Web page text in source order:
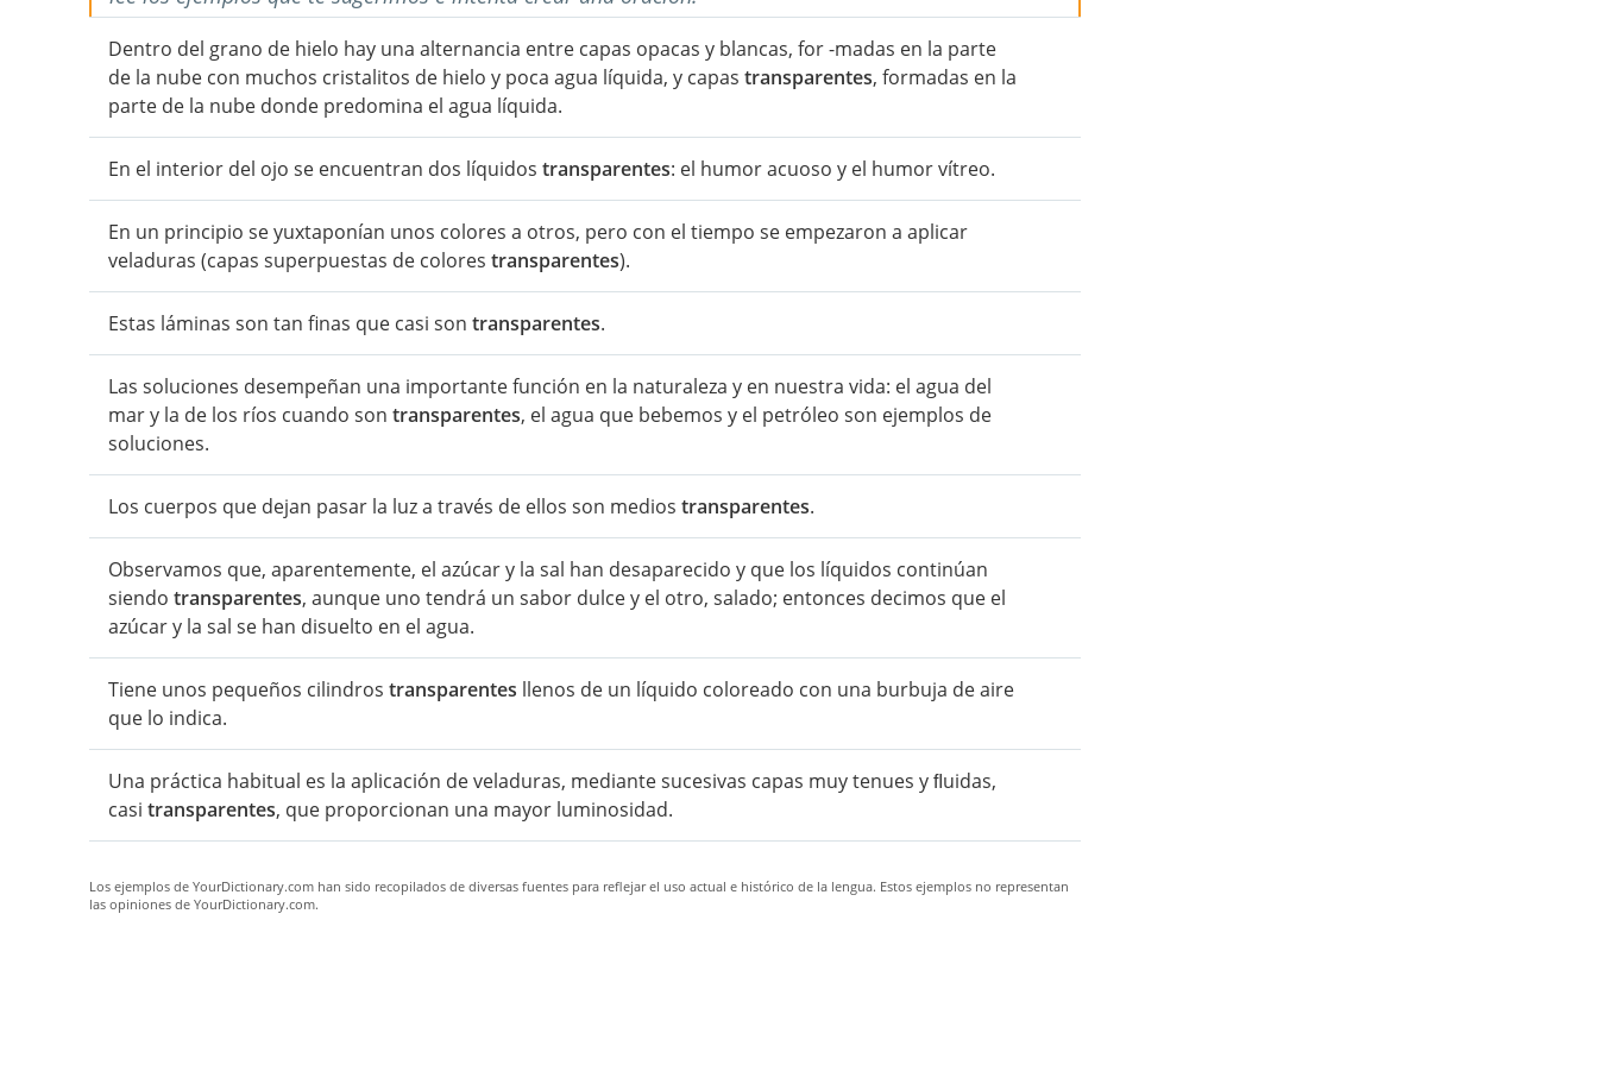
Dentro del grano de hielo hay una alternancia entre capas opacas y blancas, for -madas en la parte
de la nube con muchos cristalitos de hielo y poca agua líquida, y capas transparentes, formadas en la
parte de la nube donde predomina el agua líquida.
En el interior del ojo se encuentran dos líquidos transparentes: el humor acuoso y el humor vítreo.
En un principio se yuxtaponían unos colores a otros, pero con el tiempo se empezaron a aplicar
veladuras (capas superpuestas de colores transparentes).
Estas láminas son tan finas que casi son transparentes.
Las soluciones desempeñan una importante función en la naturaleza y en nuestra vida: el agua del
mar y la de los ríos cuando son transparentes, el agua que bebemos y el petróleo son ejemplos de
soluciones.
Los cuerpos que dejan pasar la luz a través de ellos son medios transparentes.
Observamos que, aparentemente, el azúcar y la sal han desaparecido y que los líquidos continúan
siendo transparentes, aunque uno tendrá un sabor dulce y el otro, salado; entonces decimos que el
azúcar y la sal se han disuelto en el agua.
Tiene unos pequeños cilindros transparentes llenos de un líquido coloreado con una burbuja de aire
que lo indica.
Una práctica habitual es la aplicación de veladuras, mediante sucesivas capas muy tenues y ﬂuidas,
casi transparentes, que proporcionan una mayor luminosidad.
Los ejemplos de YourDictionary.com han sido recopilados de diversas fuentes para reflejar el uso actual e histórico de la lengua. Estos ejemplos no representan
las opiniones de YourDictionary.com.